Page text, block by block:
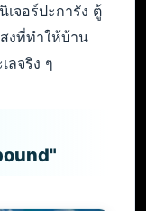
เจอร์ปะการัง ตู้
งที่ทำให้บ้าน
ลจริง ๆ